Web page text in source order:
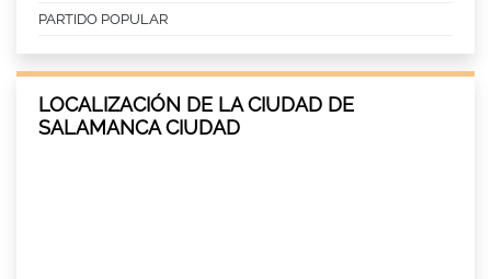
PARTIDO POPULAR
LOCALIZACIÓN DE LA CIUDAD DE
SALAMANCA CIUDAD